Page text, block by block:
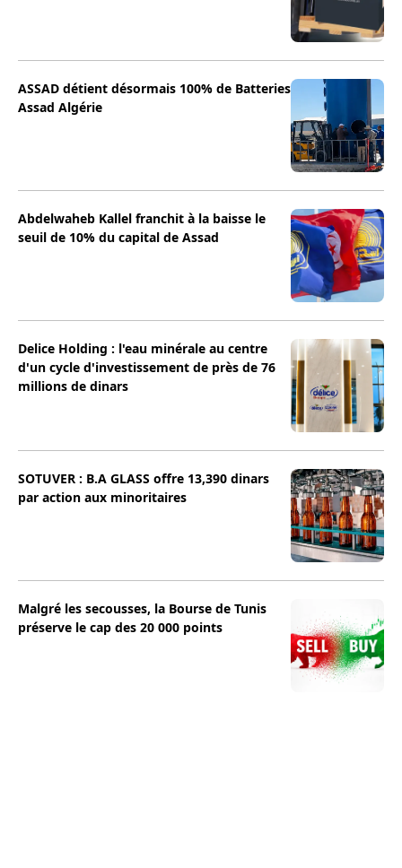
ASSAD détient désormais 100% de Batteries
Assad Algérie
Abdelwaheb Kallel franchit à la baisse le
seuil de 10% du capital de Assad
Delice Holding : l'eau minérale au centre
d'un cycle d'investissement de près de 76
millions de dinars
SOTUVER : B.A GLASS offre 13,390 dinars
par action aux minoritaires
Malgré les secousses, la Bourse de Tunis
préserve le cap des 20 000 points